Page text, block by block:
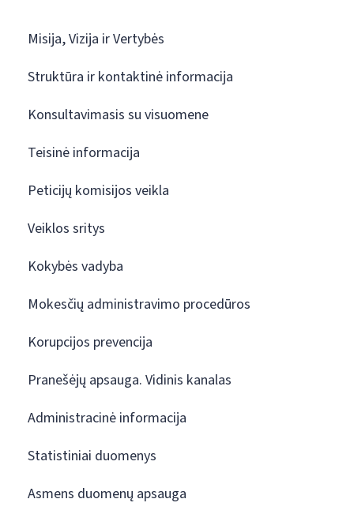
Misija, Vizija ir Vertybės
Struktūra ir kontaktinė informacija
Konsultavimasis su visuomene
Teisinė informacija
Peticijų komisijos veikla
Veiklos sritys
Kokybės vadyba
Mokesčių administravimo procedūros
Korupcijos prevencija
Pranešėjų apsauga. Vidinis kanalas
Administracinė informacija
Statistiniai duomenys
Asmens duomenų apsauga